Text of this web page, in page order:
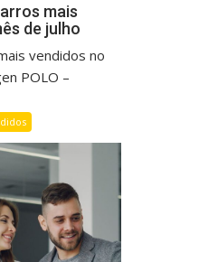
mais
de julho
vendidos no
POLO –